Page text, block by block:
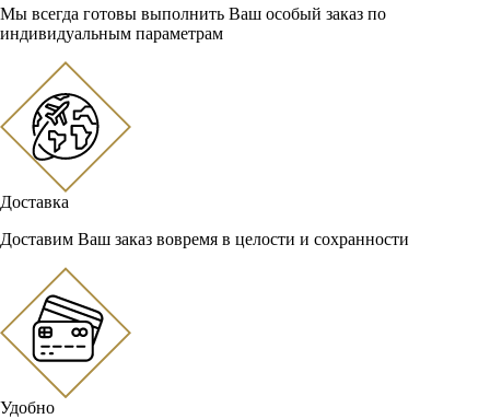
Мы всегда готовы выполнить Ваш особый заказ по
индивидуальным параметрам
Доставка
Доставим Ваш заказ вовремя в целости и сохранности
Удобно